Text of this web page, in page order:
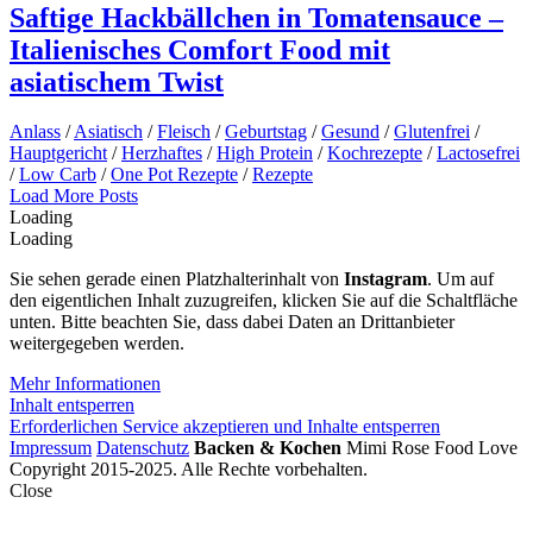
Saftige Hackbällchen in Tomatensauce –
Italienisches Comfort Food mit
asiatischem Twist
Anlass /Asiatisch /Fleisch /Geburtstag /Gesund /Glutenfrei /
Hauptgericht/Herzhaftes /High Protein /Kochrezepte /Lactosefrei
/Low Carb /One Pot Rezepte /Rezepte
Posts
Navigation
Load More Posts
Loading
Loading
Sie sehen gerade einen Platzhalterinhalt von Instagram. Um auf
den eigentlichen Inhalt zuzugreifen, klicken Sie auf die Schaltfläche
unten. Bitte beachten Sie, dass dabei Daten an Drittanbieter
weitergegeben werden.
Mehr Informationen
Inhalt entsperren
Erforderlichen Service akzeptieren und Inhalte entsperren
Impressum Datenschutz Backen & Kochen Mimi Rose Food Love
Copyright 2015-2025. Alle Rechte vorbehalten.
Close